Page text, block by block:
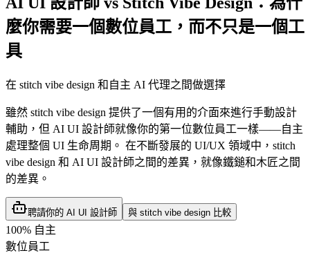
麼你需要一個數位員工，而不只是一個工
具
在 stitch vibe design 和自主 AI 代理之間做選擇
雖然 stitch vibe design 提供了一個有用的介面來進行手動設計
輔助，但 AI UI 設計師就像你的第一位數位員工一樣——自主
處理整個 UI 生命周期。 在不斷發展的 UI/UX 領域中，stitch
vibe design 和 AI UI 設計師之間的差異，就像鐵鎚和木匠之間
的差異。
聘請你的 AI UI 設計師 與 stitch vibe design 比較
100% 自主
數位員工